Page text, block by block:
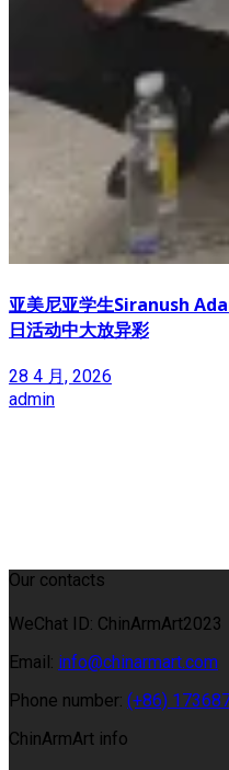
亚美尼亚学生Siranush
日活动中大放异彩
28 4 月, 2026
admin
Our contacts
WeChat ID: ChinArmArt2023
Email: info@chinarmart.com
Phone number: (+86)
ChinArmArt info